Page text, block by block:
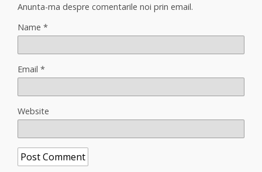
Anunta-ma despre comentarile noi prin email.
Name *
Email *
Website